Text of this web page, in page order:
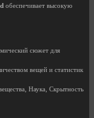
обеспечивает высокую
сюжет для
вещей и статистик
Наука, Скрытность